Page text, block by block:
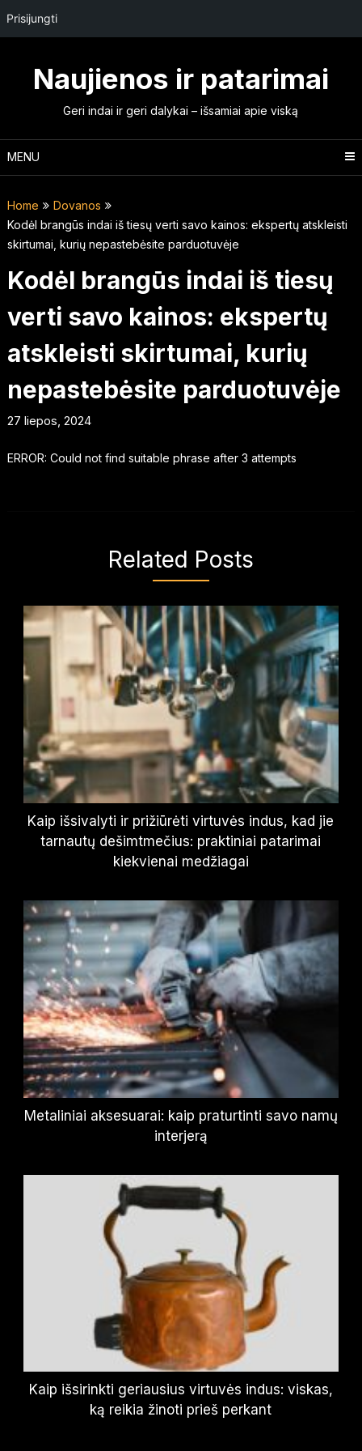
Prisijungti
contentNaujienos ir patarimai
Geri indai ir geri dalykai – išsamiai apie viską
MENU
Home
Dovanos
Kodėl brangūs indai iš tiesų verti savo kainos: ekspertų atskleisti
skirtumai, kurių nepastebėsite parduotuvėje
Kodėl brangūs indai iš tiesų
verti savo kainos: ekspertų
atskleisti skirtumai, kurių
nepastebėsite parduotuvėje
27 liepos, 2024
ERROR: Could not find suitable phrase after 3 attempts
Related Posts
Kaip išsivalyti ir prižiūrėti virtuvės indus, kad jie
tarnautų dešimtmečius: praktiniai patarimai
kiekvienai medžiagai
Metaliniai aksesuarai: kaip praturtinti savo namų
interjerą
Kaip išsirinkti geriausius virtuvės indus: viskas,
ką reikia žinoti prieš perkant